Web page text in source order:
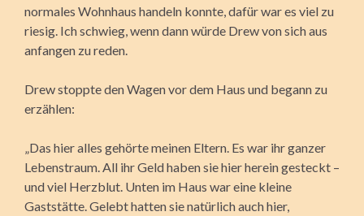
normales Wohnhaus handeln konnte, dafür war es viel zu
riesig. Ich schwieg, wenn dann würde Drew von sich aus
anfangen zu reden.
Drew stoppte den Wagen vor dem Haus und begann zu
erzählen:
„Das hier alles gehörte meinen Eltern. Es war ihr ganzer
Lebenstraum. All ihr Geld haben sie hier herein gesteckt –
und viel Herzblut. Unten im Haus war eine kleine
Gaststätte. Gelebt hatten sie natürlich auch hier,